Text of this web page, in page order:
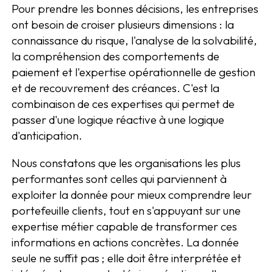
Pour prendre les bonnes décisions, les entreprises
ont besoin de croiser plusieurs dimensions : la
connaissance du risque, l'analyse de la solvabilité,
la compréhension des comportements de
paiement et l'expertise opérationnelle de gestion
et de recouvrement des créances. C'est la
combinaison de ces expertises qui permet de
passer d'une logique réactive à une logique
d'anticipation.
Nous constatons que les organisations les plus
performantes sont celles qui parviennent à
exploiter la donnée pour mieux comprendre leur
portefeuille clients, tout en s'appuyant sur une
expertise métier capable de transformer ces
informations en actions concrètes. La donnée
seule ne suffit pas ; elle doit être interprétée et